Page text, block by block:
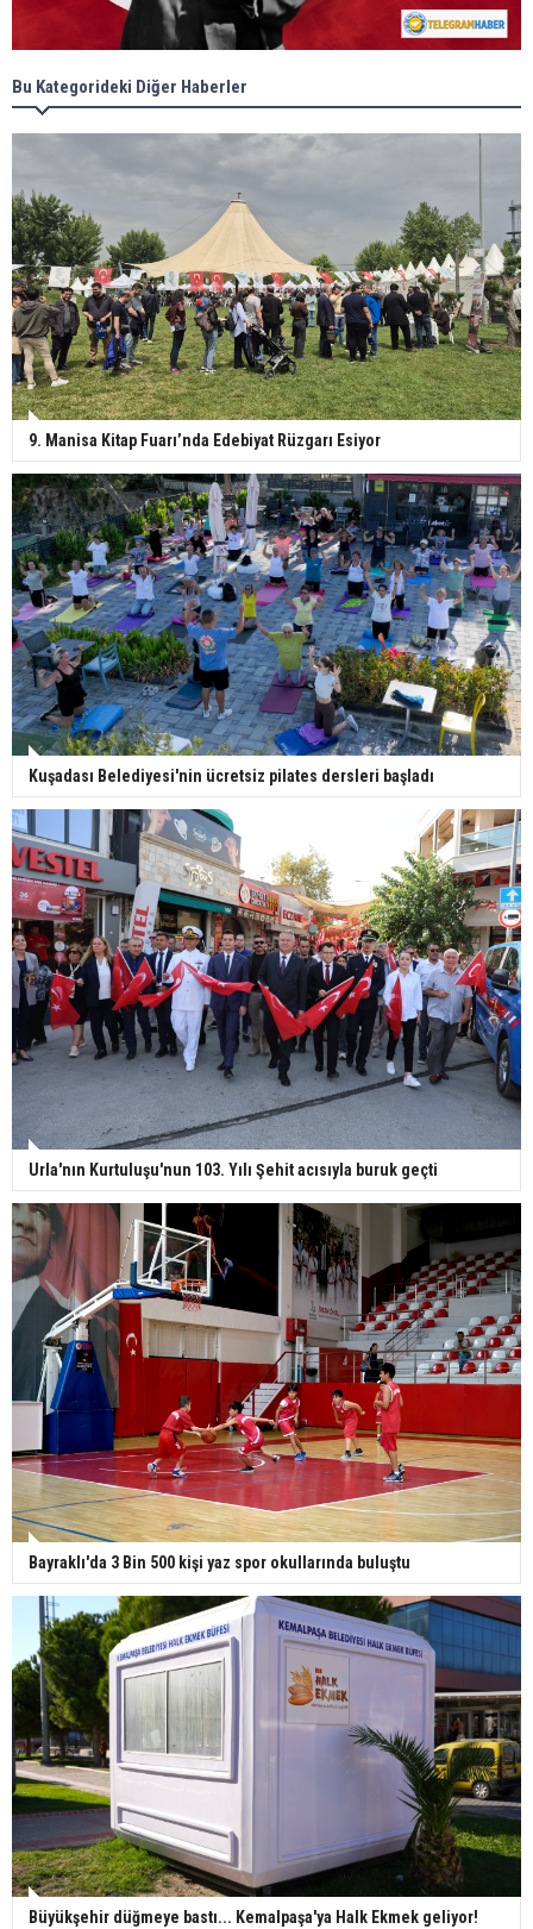
Bu Kategorideki Diğer Haberler
9. Manisa Kitap Fuarı’nda Edebiyat Rüzgarı Esiyor
Kuşadası Belediyesi'nin ücretsiz pilates dersleri başladı
Urla'nın Kurtuluşu'nun 103. Yılı Şehit acısıyla buruk geçti
Bayraklı'da 3 Bin 500 kişi yaz spor okullarında buluştu
Büyükşehir düğmeye bastı... Kemalpaşa'ya Halk Ekmek geliyor!